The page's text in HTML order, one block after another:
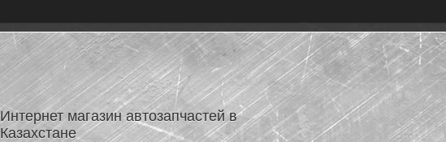
Интернет магазин автозапчастей в
Казахстане